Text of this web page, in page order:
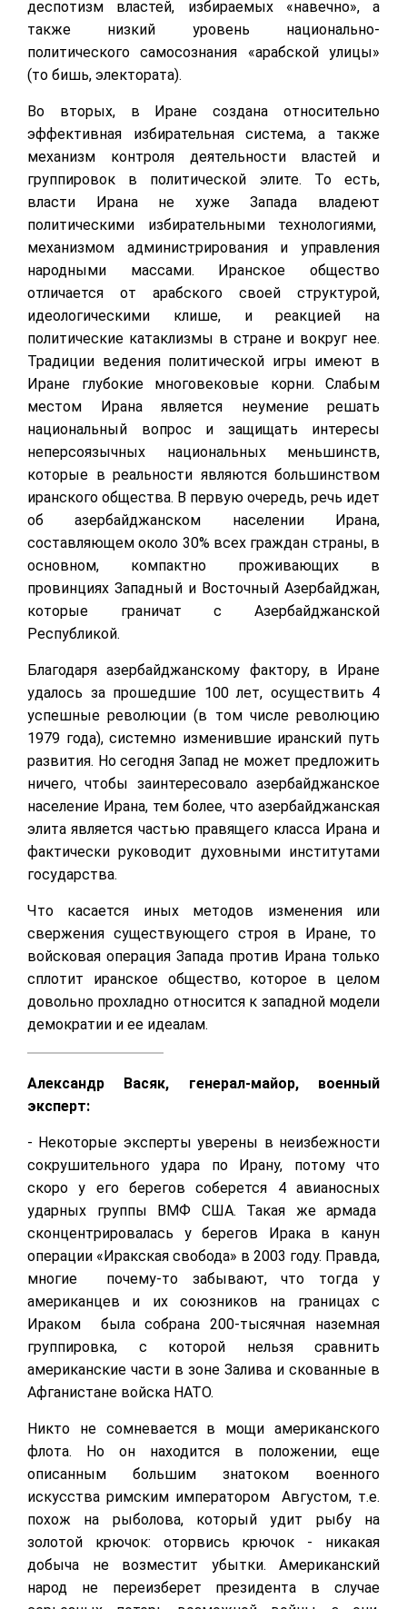
деспотизм властей, избираемых «навечно», а
также низкий уровень национально-
политического самосознания «арабской улицы»
(то бишь, электората).
Во вторых, в Иране создана относительно
эффективная избирательная система, а также
механизм контроля деятельности властей и
группировок в политической элите. То есть,
власти Ирана не хуже Запада владеют
политическими избирательными технологиями,
механизмом администрирования и управления
народными массами. Иранское общество
отличается от арабского своей структурой,
идеологическими клише, и реакцией на
политические катаклизмы в стране и вокруг нее.
Традиции ведения политической игры имеют в
Иране глубокие многовековые корни. Слабым
местом Ирана является неумение решать
национальный вопрос и защищать интересы
неперсоязычных национальных меньшинств,
которые в реальности являются большинством
иранского общества. В первую очередь, речь идет
об азербайджанском населении Ирана,
составляющем около 30% всех граждан страны, в
основном, компактно проживающих в
провинциях Западный и Восточный Азербайджан,
которые граничат с Азербайджанской
Республикой.
Благодаря азербайджанскому фактору, в Иране
удалось за прошедшие 100 лет, осуществить 4
успешные революции (в том числе революцию
1979 года), системно изменившие иранский путь
развития. Но сегодня Запад не может предложить
ничего, чтобы заинтересовало азербайджанское
население Ирана, тем более, что азербайджанская
элита является частью правящего класса Ирана и
фактически руководит духовными институтами
государства.
Что касается иных методов изменения или
свержения существующего строя в Иране, то
войсковая операция Запада против Ирана только
сплотит иранское общество, которое в целом
довольно прохладно относится к западной модели
демократии и ее идеалам.
Александр Васяк, генерал-майор, военный
эксперт:
- Некоторые эксперты уверены в неизбежности
сокрушительного удара по Ирану, потому что
скоро у его берегов соберется 4 авианосных
ударных группы ВМФ США. Такая же армада
сконцентрировалась у берегов Ирака в канун
операции «Иракская свобода» в 2003 году. Правда,
многие почему-то забывают, что тогда у
американцев и их союзников на границах с
Ираком была собрана 200-тысячная наземная
группировка, с которой нельзя сравнить
американские части в зоне Залива и скованные в
Афганистане войска НАТО.
Никто не сомневается в мощи американского
флота. Но он находится в положении, еще
описанным большим знатоком военного
искусства римским императором Августом, т.е.
похож на рыболова, который удит рыбу на
золотой крючок: оторвись крючок - никакая
добыча не возместит убытки. Американский
народ не переизберет президента в случае